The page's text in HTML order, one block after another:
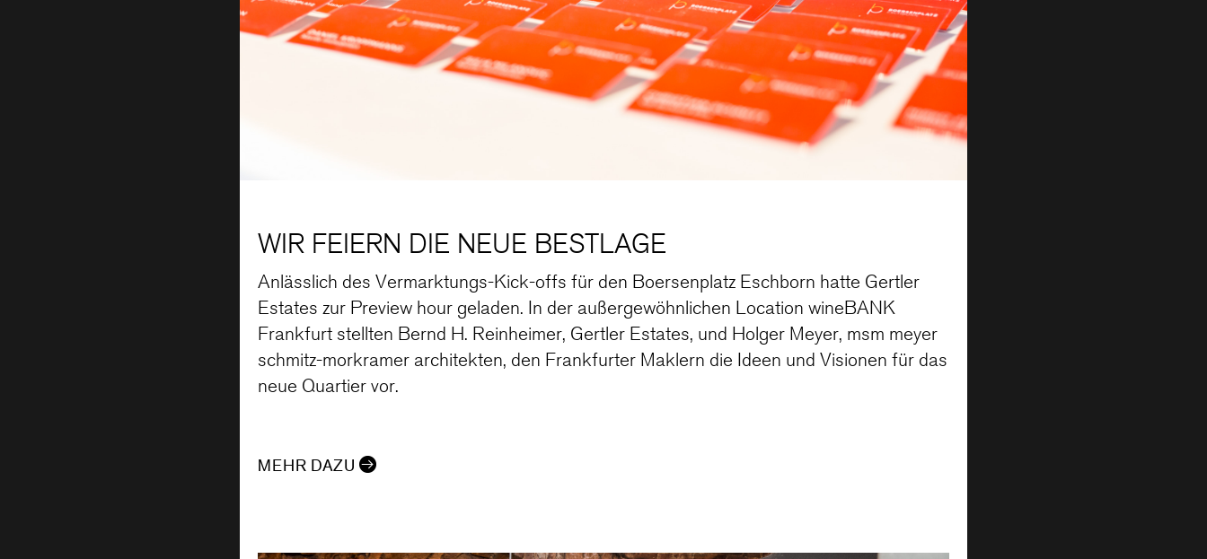
WIR FEIERN DIE NEUE BESTLAGE
Anlässlich des Vermarktungs-Kick-offs für den Boersenplatz Eschborn hatte Gertler
Estates zur Preview hour geladen. In der außergewöhnlichen Location wineBANK
Frankfurt stellten Bernd H. Reinheimer, Gertler Estates, und Holger Meyer, msm meyer
schmitz-morkramer architekten, den Frankfurter Maklern die Ideen und Visionen für das
neue Quartier vor.
MEHR DAZU